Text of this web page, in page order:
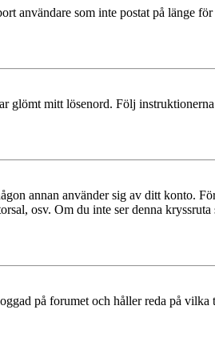
användare som inte postat på länge
glömt mitt lösenord. Följ
annan använder sig av ditt konto.
osv. Om du inte ser denna kryssruta
på forumet och håller reda på vilka